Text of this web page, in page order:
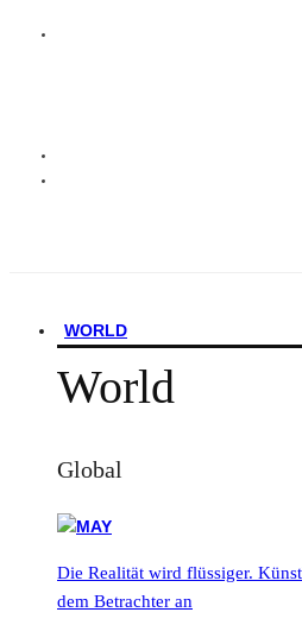
WORLD
World
Global
Die Realität wird flüssiger.
dem Betrachter an